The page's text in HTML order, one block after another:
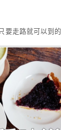
要走路就可以到